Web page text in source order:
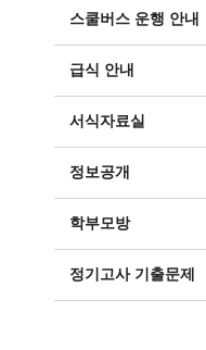
스쿨버스 운행 안내
급식 안내
서식자료실
정보공개
학부모방
정기고사 기출문제